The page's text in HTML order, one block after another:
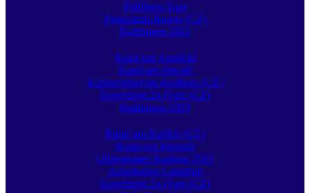
Pöhlberg-Tour
Preßnitztal-Runde (CZ)
Radtouren 2002
Rund um Arnsfeld
Rund um Herold
Kupferhübel bis Keilberg (CZ)
Erzgebirge 2x Quer (CZ)
Radtouren 2003
Rund um Kallich (CZ)
Rund um Jöhstadt
Olbernhauer Radtour 2003
Annaberger Landring
Erzgebirge 2x Quer (CZ)